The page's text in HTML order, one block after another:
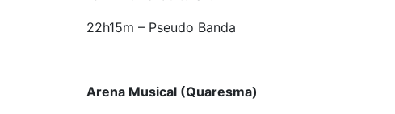
22h15m – Pseudo Banda
Arena Musical (Quaresma)